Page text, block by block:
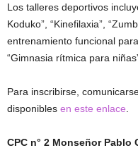
Los talleres deportivos
Koduko”, “Kinefilaxia”,
entrenamiento funcional
“Gimnasia rítmica para
Para inscribirse,
disponibles en este enlace
CPC n° 2 Monseñor Pablo